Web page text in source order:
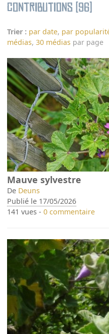
Contributions (96)
Trier : par date, par
médias,30 médias par page
Mauve sylvestre
De Deuns
Publié le 17/05/2026
141 vues -0 commentaire